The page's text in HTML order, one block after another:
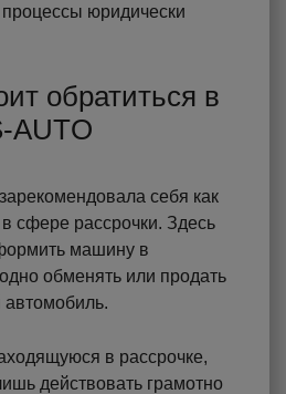
юридически
обратиться в
AUTO
себя как
сфере рассрочки. Здесь
машину в
обменять или продать
в рассрочке,
действовать грамотно